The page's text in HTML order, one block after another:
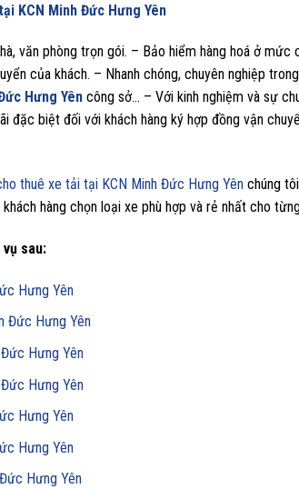
KCN Minh Đức Hưng Yên
văn phòng trọn gói. – Bảo hiểm hàng hoá ở
của khách. – Nhanh chóng, chuyên nghiệp
Hưng Yên công sở… – Với kinh nghiệm và sự
đặc biệt đối với khách hàng ký hợp đồng vận
thuê xe tải tại KCN Minh Đức Hưng Yên chúng
hàng chọn loại xe phù hợp và rẻ nhất cho
sau:
Hưng Yên
Đức Hưng Yên
Hưng Yên
Hưng Yên
Hưng Yên
Hưng Yên
Hưng Yên